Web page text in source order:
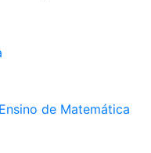
de Matemática